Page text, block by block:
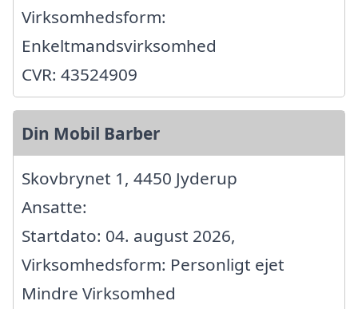
Virksomhedsform:
Enkeltmandsvirksomhed
CVR: 43524909
Din Mobil Barber
Skovbrynet 1, 4450 Jyderup
Ansatte:
Startdato: 04. august 2026,
Virksomhedsform: Personligt ejet
Mindre Virksomhed